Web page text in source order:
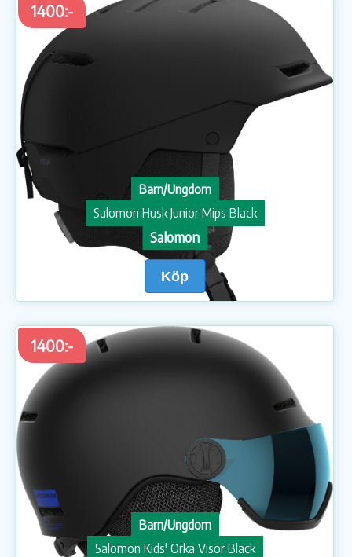
1400:-
Barn/Ungdom
Salomon Husk Junior Mips Black
Salomon
Köp
1400:-
Barn/Ungdom
Salomon Kids' Orka Visor Black